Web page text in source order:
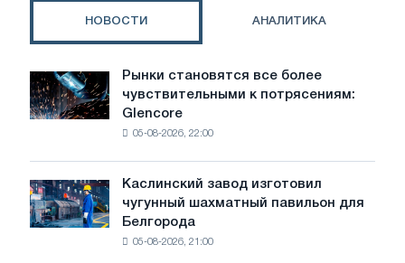
НОВОСТИ АНАЛИТИКА
Рынки
становятся
все
потрясениям:
Glencore
Рынки становятся все более
чувствительными к потрясениям:
Glencore
05-08-2026, 22:00
Каслинский
завод
изготовил
Каслинский завод изготовил
чугунный шахматный павильон для
Белгорода
05-08-2026, 21:00